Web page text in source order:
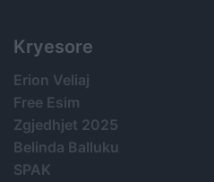
Kryesore
Erion Veliaj
Free Esim
Zgjedhjet 2025
Belinda Balluku
SPAK